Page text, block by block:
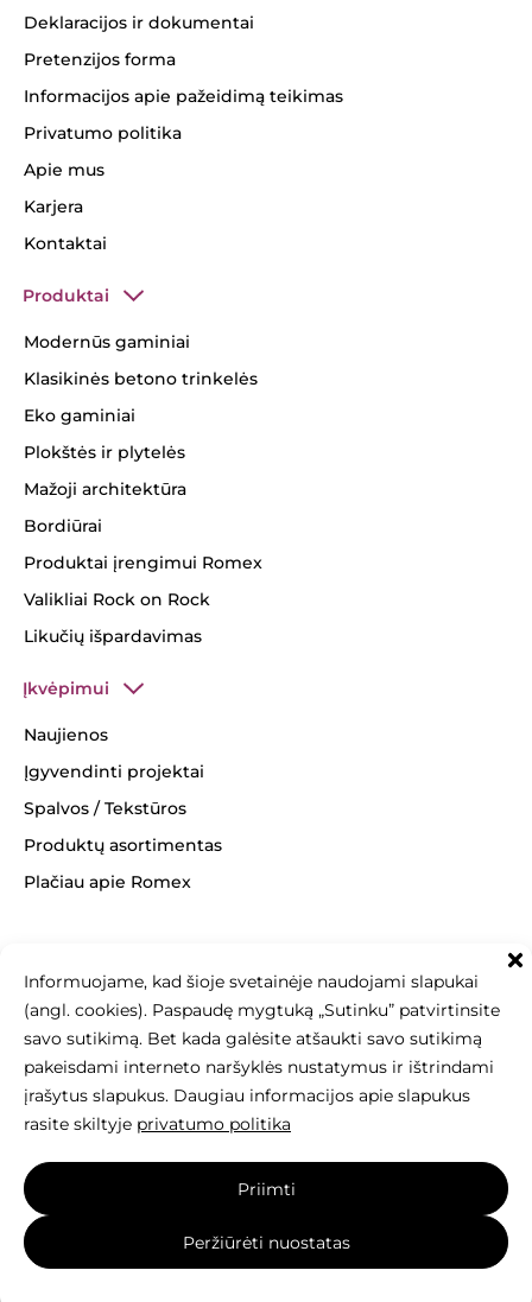
Informuojame, kad šioje svetainėje naudojami slapukai
(angl. cookies). Paspaudę mygtuką „Sutinku” patvirtinsite
savo sutikimą. Bet kada galėsite atšaukti savo sutikimą
pakeisdami interneto naršyklės nustatymus ir ištrindami
įrašytus slapukus. Daugiau informacijos apie slapukus
rasite skiltyje privatumo politika
Priimti
Peržiūrėti nuostatas
Deklaracijos ir dokumentai
Pretenzijos forma
Informacijos apie pažeidimą teikimas
Privatumo politika
Apie mus
Karjera
Kontaktai
Produktai
Modernūs gaminiai
Klasikinės betono trinkelės
Eko gaminiai
Plokštės ir plytelės
Mažoji architektūra
Bordiūrai
Produktai įrengimui Romex
Valikliai Rock on Rock
Likučių išpardavimas
Įkvėpimui
Naujienos
Įgyvendinti projektai
Spalvos / Tekstūros
Produktų asortimentas
Plačiau apie Romex
+370 463 14062
info@betonomozaika.lt
Šios svetainės turinys, tekstai, nuotraukos
yra Betono mozaika nuosavybė, be raštiško sutikimo
draudžiama kopijuoti, naudoti ir platinti.
Svetainę sukūrė: elnis.lt